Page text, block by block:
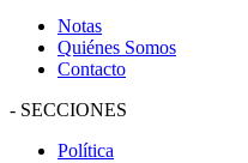
Notas
Quiénes Somos
Contacto
- SECCIONES
Política